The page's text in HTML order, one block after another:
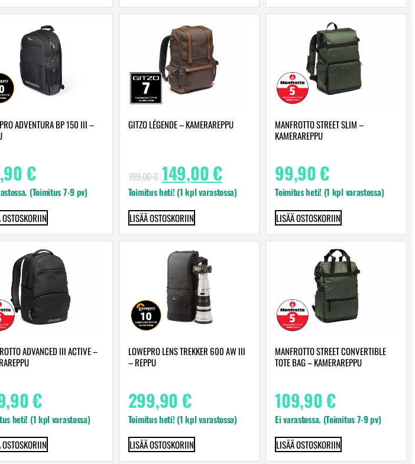
ADVENTURA BP 150 III –
€
(Toimitus 7-9 pv)
GITZO LÉGENDE – KAMERAREPPU
199,00€ 149,00€
Toimitus heti! (1 kpl varastossa)
LISÄÄ OSTOSKORIIN
MANFROTTO STREET SLIM –
KAMERAREPPU
99,90€
Toimitus heti! (1 kpl varastossa)
LISÄÄ OSTOSKORIIN
ADVANCED III ACTIVE –
€
heti! (1 kpl varastossa)
LOWEPRO LENS TREKKER 600 AW III
– REPPU
299,90€
Toimitus heti! (1 kpl varastossa)
LISÄÄ OSTOSKORIIN
MANFROTTO STREET CONVERTIBLE
TOTE BAG – KAMERAREPPU
109,90€
Ei varastossa. (Toimitus 7-9 pv)
LISÄÄ OSTOSKORIIN